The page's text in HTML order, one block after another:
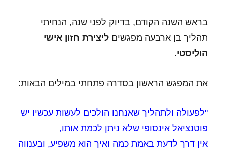
בראש השנה הקודם, בדיוק לפני שנה, הנחיתי
תהליך בן ארבעה מפגשיםליצירת חזון אישי
הוליסטי.
את המפגש הראשון בסדרה פתחתי במילים הבאות:
"לפעולה ולתהליך שאנחנו הולכים לעשות עכשיו יש
פוטנציאל אינסופי שלא ניתן לכמת אותו,
אין דרך לדעת באמת כמה ואיך הוא משפיע, ובענווה